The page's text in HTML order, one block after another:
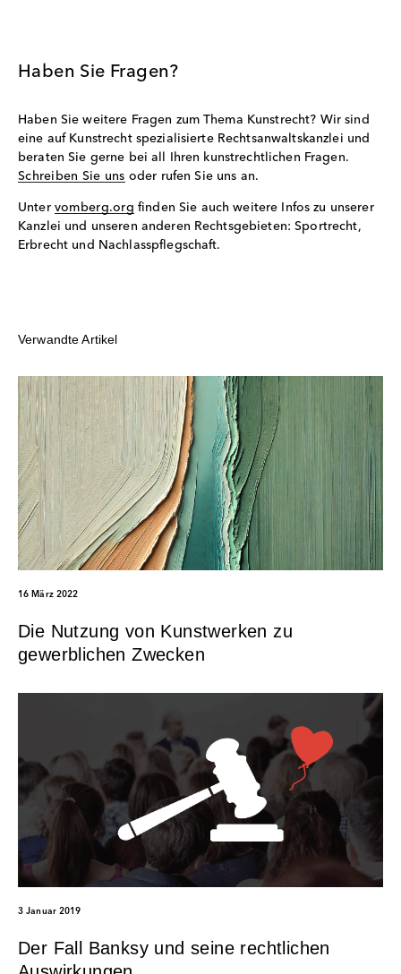
Haben Sie Fragen?
Haben Sie weitere Fragen zum Thema Kunstrecht? Wir sind
eine auf Kunstrecht spezialisierte Rechtsanwaltskanzlei und
beraten Sie gerne bei all Ihren kunstrechtlichen Fragen.
Schreiben Sie uns oder rufen Sie uns an.
Unter vomberg.org finden Sie auch weitere Infos zu unserer
Kanzlei und unseren anderen Rechtsgebieten: Sportrecht,
Erbrecht und Nachlasspflegschaft.
Verwandte Artikel
16 März 2022
Die Nutzung von Kunstwerken zu
gewerblichen Zwecken
3 Januar 2019
Der Fall Banksy und seine rechtlichen